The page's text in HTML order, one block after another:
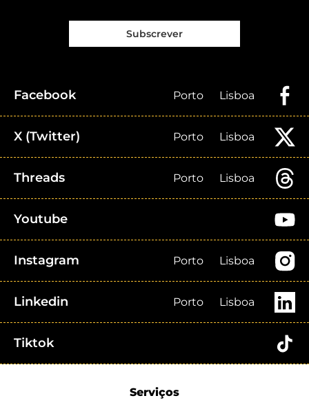
Subscrever
Facebook Porto Lisboa
X (Twitter) Porto Lisboa
Threads Porto Lisboa
Youtube
Instagram Porto Lisboa
Linkedin Porto Lisboa
Tiktok
Serviços